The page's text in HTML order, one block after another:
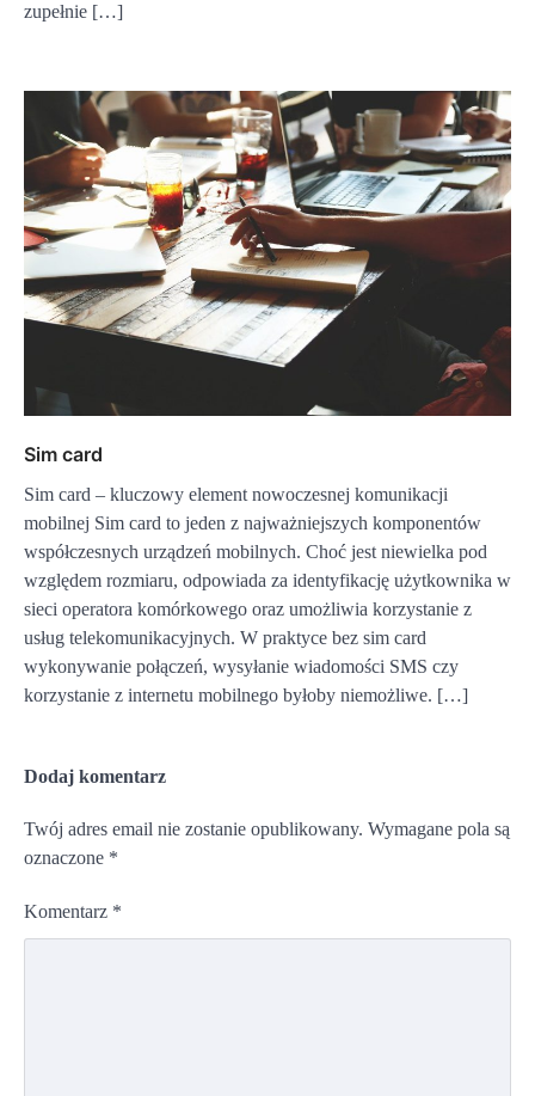
zupełnie […]
Sim card
Sim card – kluczowy element nowoczesnej komunikacji
mobilnej Sim card to jeden z najważniejszych komponentów
współczesnych urządzeń mobilnych. Choć jest niewielka pod
względem rozmiaru, odpowiada za identyfikację użytkownika w
sieci operatora komórkowego oraz umożliwia korzystanie z
usług telekomunikacyjnych. W praktyce bez sim card
wykonywanie połączeń, wysyłanie wiadomości SMS czy
korzystanie z internetu mobilnego byłoby niemożliwe. […]
Dodaj komentarz
Twój adres email nie zostanie opublikowany. Wymagane pola są
oznaczone *
Komentarz *